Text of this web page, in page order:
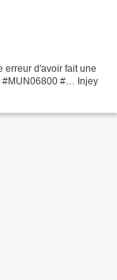
erreur d'avoir fait une
#MUN06800 #… Injey